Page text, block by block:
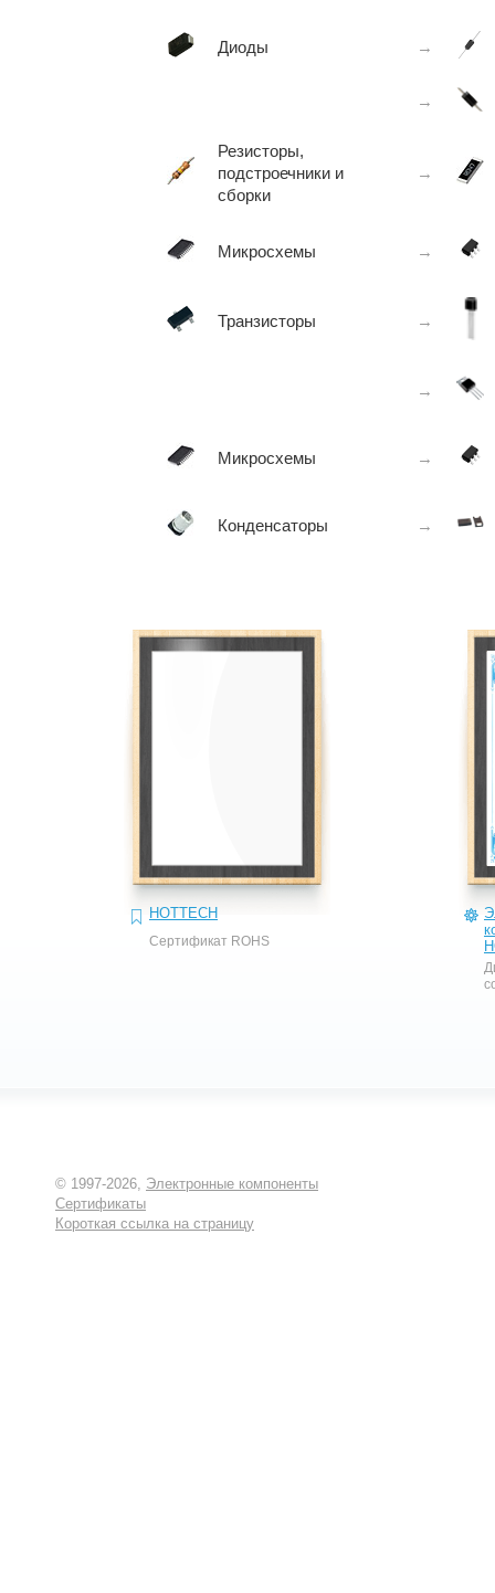
Диоды →
→
Резисторы,
подстроечники и
сборки
→
Микросхемы →
Транзисторы →
→
Микросхемы →
Конденсаторы →
HOTTECH
Сертификат ROHS
© 1997-2026, Электронные компоненты
Сертификаты
Короткая ссылка на страницу